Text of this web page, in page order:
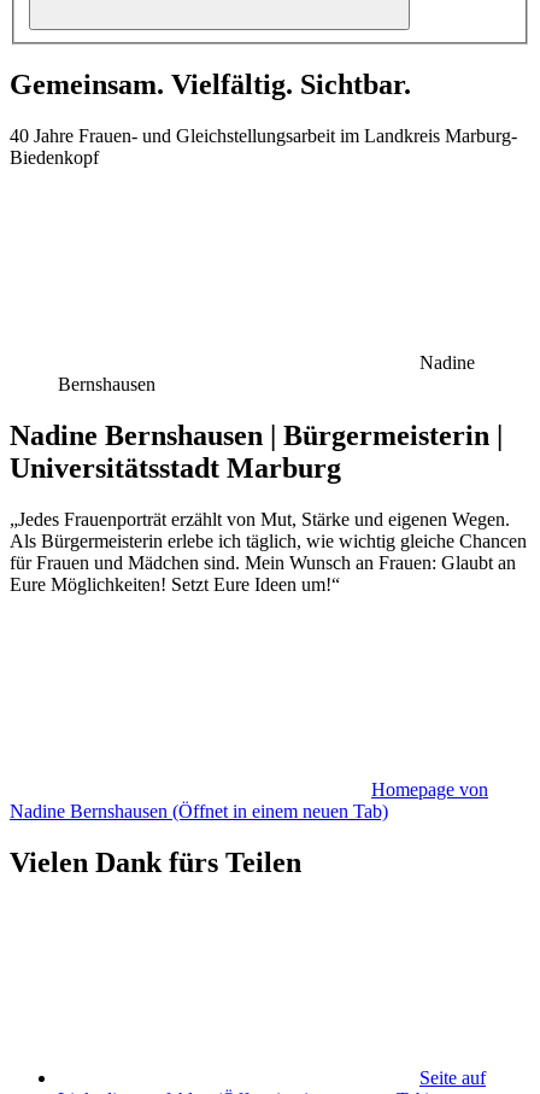
Gemeinsam. Vielfältig. Sichtbar.
40 Jahre Frauen- und Gleichstellungsarbeit im Landkreis Marburg-
Biedenkopf
Nadine
Bernshausen
Nadine Bernshausen | Bürgermeisterin |
Universitätsstadt Marburg
„Jedes Frauenporträt erzählt von Mut, Stärke und eigenen Wegen.
Als Bürgermeisterin erlebe ich täglich, wie wichtig gleiche Chancen
für Frauen und Mädchen sind. Mein Wunsch an Frauen: Glaubt an
Eure Möglichkeiten! Setzt Eure Ideen um!“
Homepage von
Nadine Bernshausen (Öffnet in einem neuen Tab)
Vielen Dank fürs Teilen
Seite auf